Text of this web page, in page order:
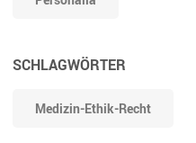
SCHLAGWÖRTER
Medizin-Ethik-Recht